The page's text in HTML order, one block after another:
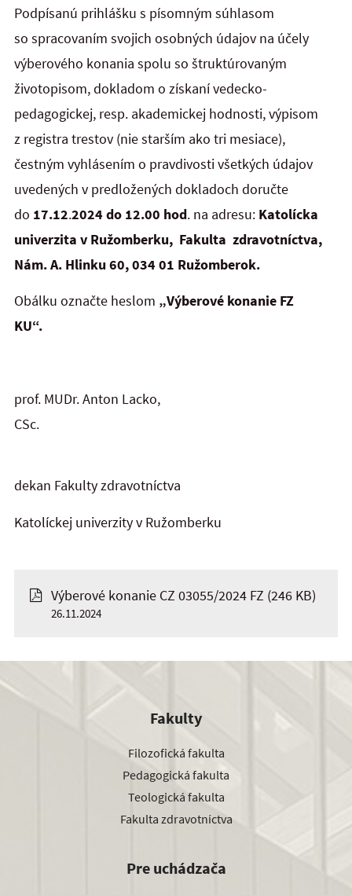
Podpísanú prihlášku s písomným súhlasom
so spracovaním svojich osobných údajov na účely
výberového konania spolu so štruktúrovaným
životopisom, dokladom o získaní vedecko-
pedagogickej, resp. akademickej hodnosti, výpisom
z registra trestov (nie starším ako tri mesiace),
čestným vyhlásením o pravdivosti všetkých údajov
uvedených v predložených dokladoch doručte
do 17.12.2024 do 12.00 hod. na adresu: Katolícka
univerzita v Ružomberku, Fakulta zdravotníctva,
Nám. A. Hlinku 60, 034 01 Ružomberok.
Obálku označte heslom „Výberové konanie FZ
KU“.
prof. MUDr. Anton Lacko,
CSc.
dekan Fakulty zdravotníctva
Katolíckej univerzity v Ružomberku
Výberové konanie CZ 03055/2024 FZ (246 KB)
26.11.2024
Fakulty
Filozofická fakulta
Pedagogická fakulta
Teologická fakulta
Fakulta zdravotníctva
Pre uchádzača